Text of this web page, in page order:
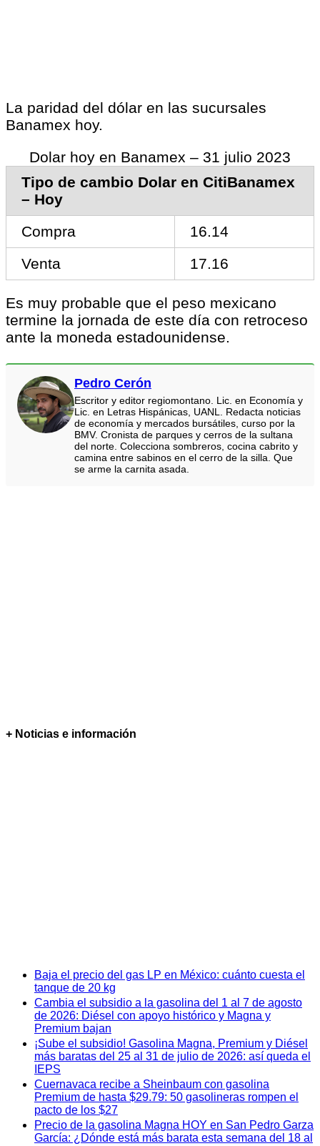
La paridad del dólar en las sucursales
Banamex hoy.
Dolar hoy en Banamex – 31 julio 2023
Tipo de cambio Dolar en CitiBanamex
– Hoy
Compra
16.14
Venta
17.16
Es muy probable que el peso mexicano
termine la jornada de este día con retroceso
ante la moneda estadounidense.
Pedro Cerón
Escritor y editor regiomontano. Lic. en Economía y
Lic. en Letras Hispánicas, UANL. Redacta noticias
de economía y mercados bursátiles, curso por la
BMV. Cronista de parques y cerros de la sultana
del norte. Colecciona sombreros, cocina cabrito y
camina entre sabinos en el cerro de la silla. Que
se arme la carnita asada.
+ Noticias e información
Baja el precio del gas LP en México: cuánto cuesta el
tanque de 20 kg
Cambia el subsidio a la gasolina del 1 al 7 de agosto
de 2026: Diésel con apoyo histórico y Magna y
Premium bajan
¡Sube el subsidio! Gasolina Magna, Premium y Diésel
más baratas del 25 al 31 de julio de 2026: así queda el
IEPS
Cuernavaca recibe a Sheinbaum con gasolina
Premium de hasta $29.79: 50 gasolineras rompen el
pacto de los $27
Precio de la gasolina Magna HOY en San Pedro Garza
García: ¿Dónde está más barata esta semana del 18 al